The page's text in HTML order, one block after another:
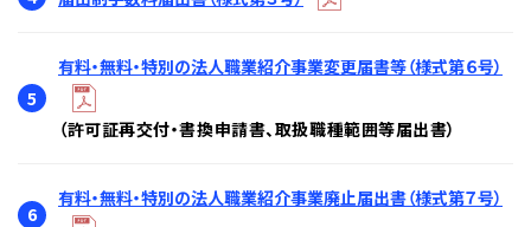
5
有料・無料・特別の法人職業紹介事業変更届書等（様式第６号）
（許可証再交付・書換申請書、取扱職種範囲等届出書）
6
有料・無料・特別の法人職業紹介事業廃止届出書（様式第７号）